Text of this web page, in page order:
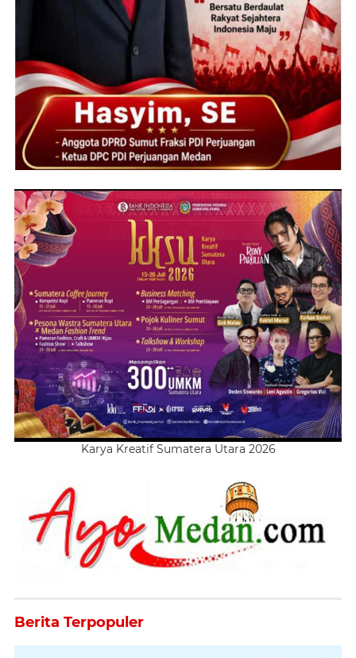
Karya Kreatif Sumatera Utara 2026
Berita Terpopuler